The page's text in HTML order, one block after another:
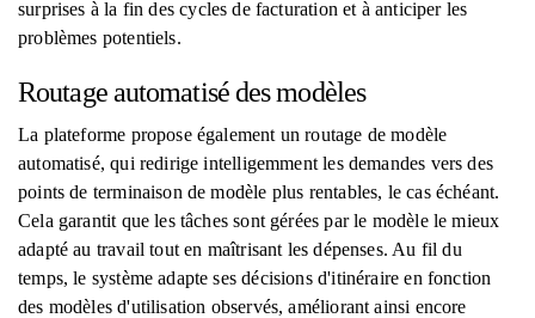
surprises à la fin des cycles de facturation et à anticiper les
problèmes potentiels.
Routage automatisé des modèles
La plateforme propose également un routage de modèle
automatisé, qui redirige intelligemment les demandes vers des
points de terminaison de modèle plus rentables, le cas échéant.
Cela garantit que les tâches sont gérées par le modèle le mieux
adapté au travail tout en maîtrisant les dépenses. Au fil du
temps, le système adapte ses décisions d'itinéraire en fonction
des modèles d'utilisation observés, améliorant ainsi encore